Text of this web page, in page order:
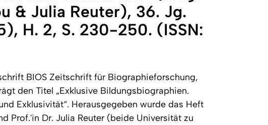
& Julia Reuter), 36. Jg.
H. 2, S. 230-250. (ISSN:
BIOS Zeitschrift für Biographieforschung,
den Titel „Exklusive Bildungsbiographien.
Exklusivität“. Herausgegeben wurde das Heft
Prof.'in Dr. Julia Reuter (beide Universität zu